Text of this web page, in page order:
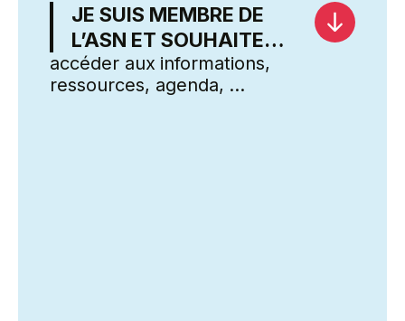
Ressources pour les membres
Nos actualités
JE SUIS MEMBRE DE
L’ASN ET SOUHAITE…
accéder aux informations,
ressources, agenda, …